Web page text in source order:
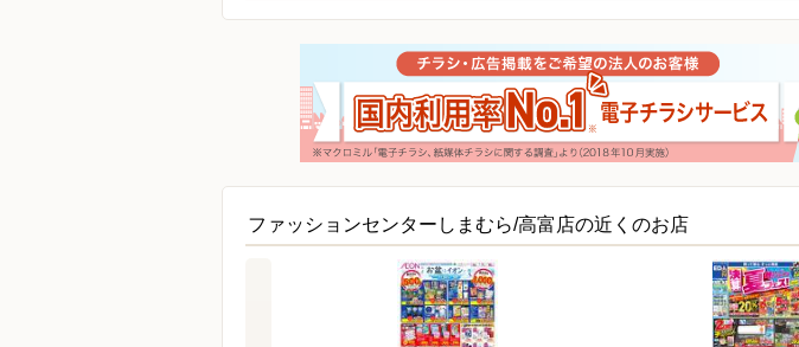
ファッションセンターしまむら/高富店の近くのお店